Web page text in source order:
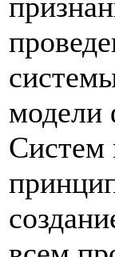
модели
Систем